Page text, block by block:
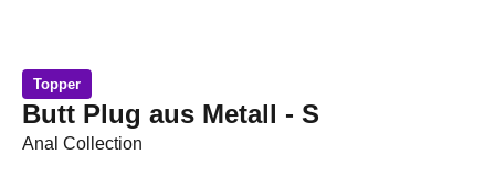
Topper
Butt Plug aus Metall - S
Anal Collection